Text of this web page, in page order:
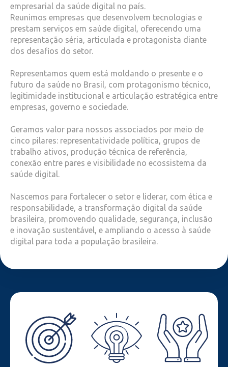
empresarial da saúde digital no país.
Reunimos empresas que desenvolvem tecnologias e
prestam serviços em saúde digital, oferecendo uma
representação séria, articulada e protagonista diante
dos desafios do setor.
Representamos quem está moldando o presente e o
futuro da saúde no Brasil, com protagonismo técnico,
legitimidade institucional e articulação estratégica entre
empresas, governo e sociedade.
Geramos valor para nossos associados por meio de
cinco pilares: representatividade política, grupos de
trabalho ativos, produção técnica de referência,
conexão entre pares e visibilidade no ecossistema da
saúde digital.
Nascemos para fortalecer o setor e liderar, com ética e
responsabilidade, a transformação digital da saúde
brasileira, promovendo qualidade, segurança, inclusão
e inovação sustentável, e ampliando o acesso à saúde
digital para toda a população brasileira.